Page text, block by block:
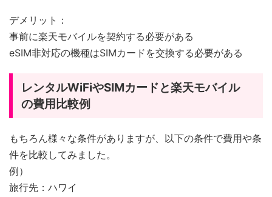
デメリット：
事前に楽天モバイルを契約する必要がある
eSIM非対応の機種はSIMカードを交換する必要がある
レンタルWiFiやSIMカードと楽天モバイル
の費用比較例
もちろん様々な条件がありますが、以下の条件で費用や条
件を比較してみました。
例）
旅行先：ハワイ